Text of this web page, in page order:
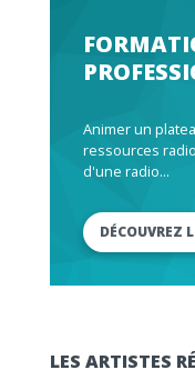
Animer un
ressources
d'une radio...
DÉCOUVREZ
LES ARTISTES